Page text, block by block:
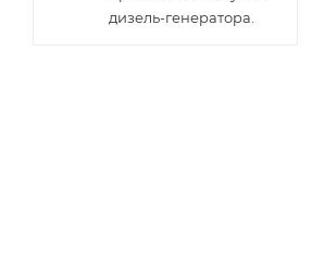
дизель-генератора.